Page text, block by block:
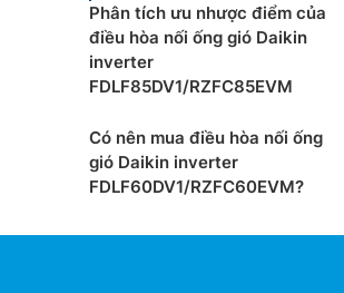
Chức năng điều
Phân tích ưu nhược điểm của
điều hòa nối ống gió Daikin
inverter
FDLF85DV1/RZFC85EVM
Có nên mua điều hòa nối ống
gió Daikin inverter
FDLF60DV1/RZFC60EVM?